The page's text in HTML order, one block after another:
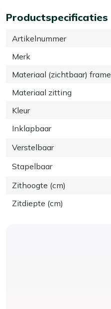
Productspecificaties
Artikelnummer
Merk
Materiaal (zichtbaar) frame
Materiaal zitting
Kleur
Inklapbaar
Verstelbaar
Stapelbaar
Zithoogte (cm)
Zitdiepte (cm)